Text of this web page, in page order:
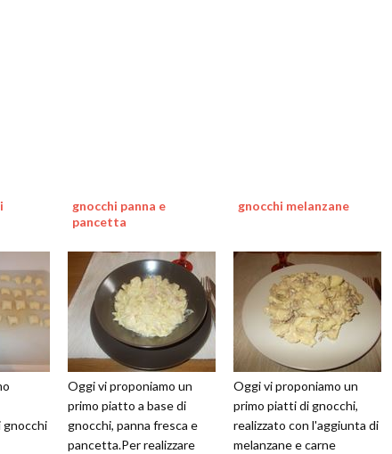
gnocchi
gnocchi panna e
pancetta
Oggi vi proponiamo un
primo piatto a base di
gnocchi, panna fresca e
pancetta.Per realizzare
gnocchi melanzane
Oggi vi proponiamo un
primo piatti di gnocchi,
realizzato con l'aggiunta di
melanzane e carne